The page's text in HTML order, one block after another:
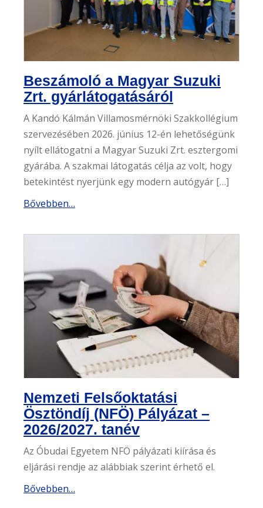
Beszámoló a Magyar Suzuki
Zrt. gyárlátogatásáról
A Kandó Kálmán Villamosmérnöki Szakkollégium
szervezésében 2026. június 12-én lehetőségünk
nyílt ellátogatni a Magyar Suzuki Zrt. esztergomi
gyárába. A szakmai látogatás célja az volt, hogy
betekintést nyerjünk egy modern autógyár […]
Bővebben…
Nemzeti Felsőoktatási
Ösztöndíj (NFÖ) Pályázat –
2026/2027. tanév
Az Óbudai Egyetem NFÖ pályázati kiírása és
eljárási rendje az alábbiak szerint érhető el.
Bővebben…